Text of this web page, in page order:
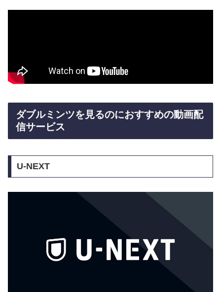
ダブルミンツを見るのにおすすめの動画配
信サービス
U-NEXT